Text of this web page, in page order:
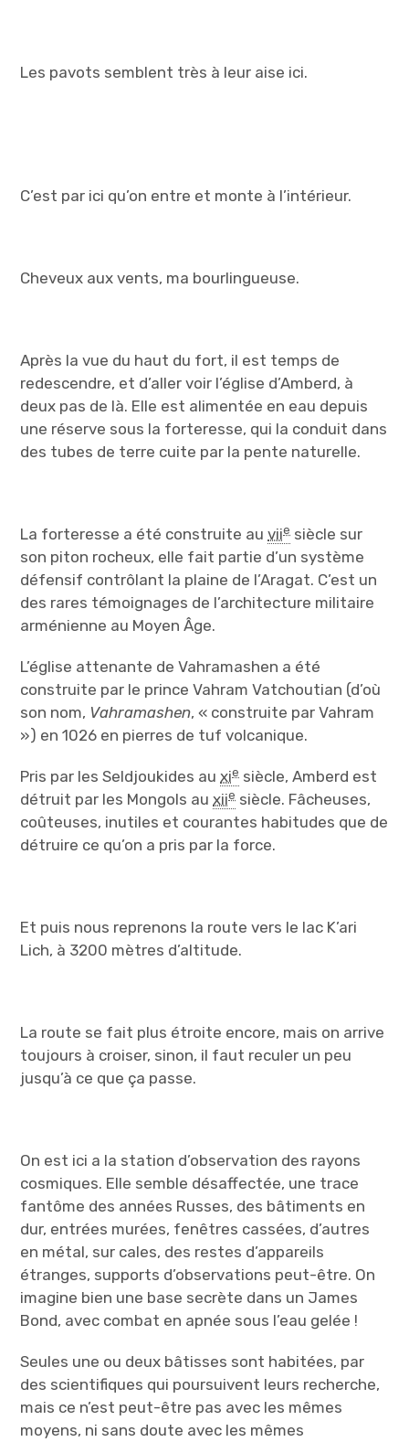
Les pavots semblent très à leur aise ici.
C’est par ici qu’on entre et monte à l’intérieur.
Cheveux aux vents, ma bourlingueuse.
Après la vue du haut du fort, il est temps de
redescendre, et d’aller voir l’église d’Amberd, à
deux pas de là. Elle est alimentée en eau depuis
une réserve sous la forteresse, qui la conduit dans
des tubes de terre cuite par la pente naturelle.
La forteresse a été construite auviie siècle sur
son piton rocheux, elle fait partie d’un système
défensif contrôlant la plaine de l’Aragat. C’est un
des rares témoignages de l’architecture militaire
arménienne au Moyen Âge.
L’église attenante de Vahramashen a été
construite par le prince Vahram Vatchoutian (d’où
son nom, Vahramashen, « construite par Vahram
») en 1026 en pierres de tuf volcanique.
Pris par les Seldjoukides auxie siècle, Amberd est
détruit par les Mongols auxiie siècle. Fâcheuses,
coûteuses, inutiles et courantes habitudes que de
détruire ce qu’on a pris par la force.
Et puis nous reprenons la route vers le lac K’ari
Lich, à 3200 mètres d’altitude.
La route se fait plus étroite encore, mais on arrive
toujours à croiser, sinon, il faut reculer un peu
jusqu’à ce que ça passe.
On est ici a la station d’observation des rayons
cosmiques. Elle semble désaffectée, une trace
fantôme des années Russes, des bâtiments en
dur, entrées murées, fenêtres cassées, d’autres
en métal, sur cales, des restes d’appareils
étranges, supports d’observations peut-être. On
imagine bien une base secrète dans un James
Bond, avec combat en apnée sous l’eau gelée !
Seules une ou deux bâtisses sont habitées, par
des scientifiques qui poursuivent leurs recherche,
mais ce n’est peut-être pas avec les mêmes
moyens, ni sans doute avec les mêmes